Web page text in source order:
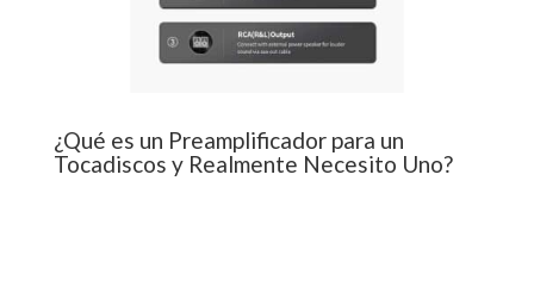
¿Qué es un Preamplificador para un
Tocadiscos y Realmente Necesito Uno?